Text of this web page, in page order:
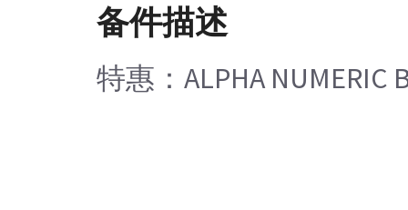
备件描述
特惠：ALPHA NUMERIC